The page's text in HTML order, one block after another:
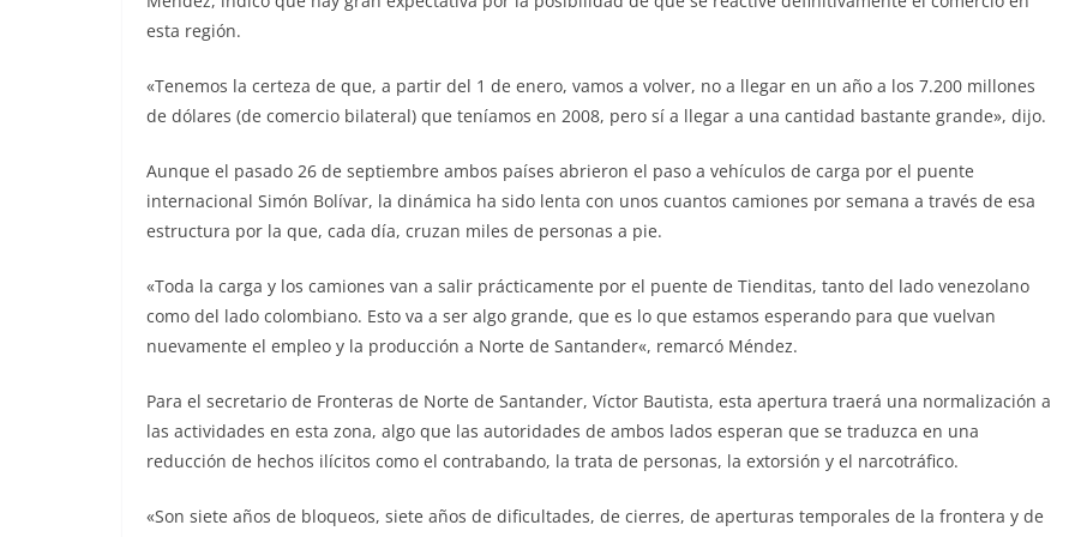
esta región.
«Tenemos la certeza de que, a partir del 1 de enero, vamos a volver, no a llegar en un año a los 7.200 millones
de dólares (de comercio bilateral) que teníamos en 2008, pero sí a llegar a una cantidad bastante grande», dijo.
Aunque el pasado 26 de septiembre ambos países abrieron el paso a vehículos de carga por el puente
internacional Simón Bolívar, la dinámica ha sido lenta con unos cuantos camiones por semana a través de esa
estructura por la que, cada día, cruzan miles de personas a pie.
«Toda la carga y los camiones van a salir prácticamente por el puente de Tienditas, tanto del lado venezolano
como del lado colombiano. Esto va a ser algo grande, que es lo que estamos esperando para que vuelvan
nuevamente el empleo y la producción a Norte de Santander«, remarcó Méndez.
Para el secretario de Fronteras de Norte de Santander, Víctor Bautista, esta apertura traerá una normalización a
las actividades en esta zona, algo que las autoridades de ambos lados esperan que se traduzca en una
reducción de hechos ilícitos como el contrabando, la trata de personas, la extorsión y el narcotráfico.
«Son siete años de bloqueos, siete años de dificultades, de cierres, de aperturas temporales de la frontera y de